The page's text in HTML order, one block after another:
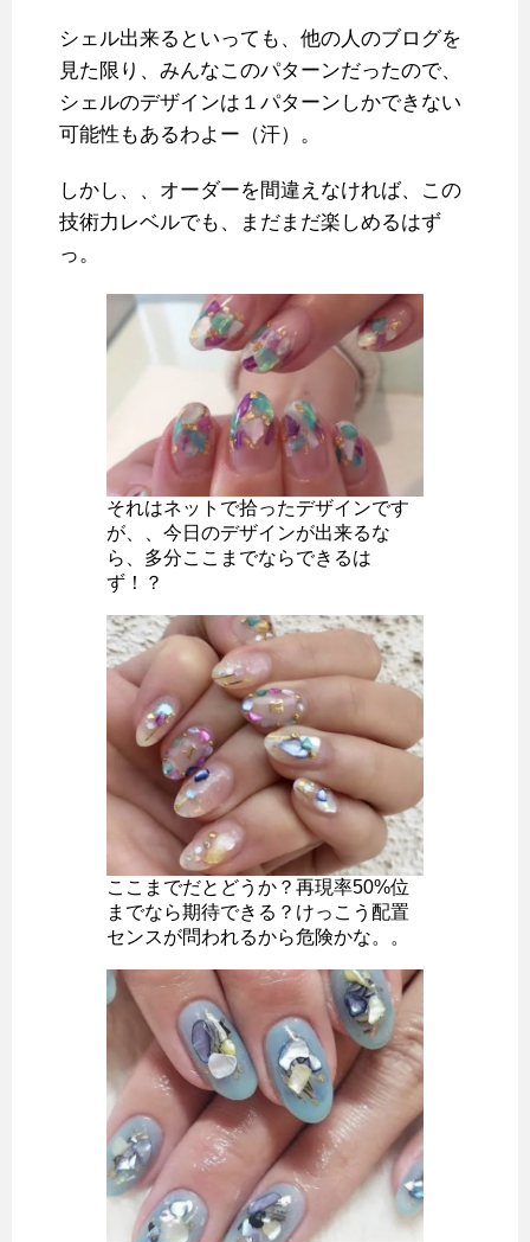
シェル出来るといっても、他の人のブログを
見た限り、みんなこのパターンだったので、
シェルのデザインは１パターンしかできない
可能性もあるわよー（汗）。
しかし、、オーダーを間違えなければ、この
技術力レベルでも、まだまだ楽しめるはず
っ。
それはネットで拾ったデザインです
が、、今日のデザインが出来るな
ら、多分ここまでならできるは
ず！？
ここまでだとどうか？再現率50%位
までなら期待できる？けっこう配置
センスが問われるから危険かな。。